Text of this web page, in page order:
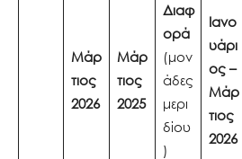
Μάρ
τιος
2026
Μάρ
τιος
2025
Διαφ
ορά
(μον
άδες
μερι
δίου
)
Ιανο
υάρι
ος–
Μάρ
τιος
2026